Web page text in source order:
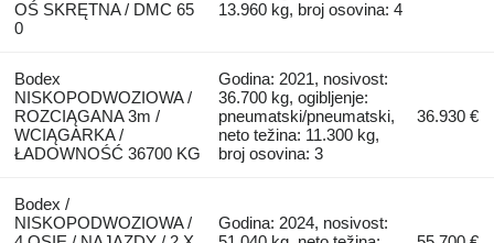
OŚ SKRĘTNA / DMC 65
0
13.960 kg, broj osovina: 4
Bodex
NISKOPODWOZIOWA /
ROZCIĄGANA 3m /
WCIĄGARKA /
ŁADOWNOŚĆ 36700 KG
Godina: 2021, nosivost:
36.700 kg, ogibljenje:
pneumatski/pneumatski,
neto težina: 11.300 kg,
broj osovina: 3
36.930 €
Bodex /
NISKOPODWOZIOWA /
Godina: 2024, nosivost: